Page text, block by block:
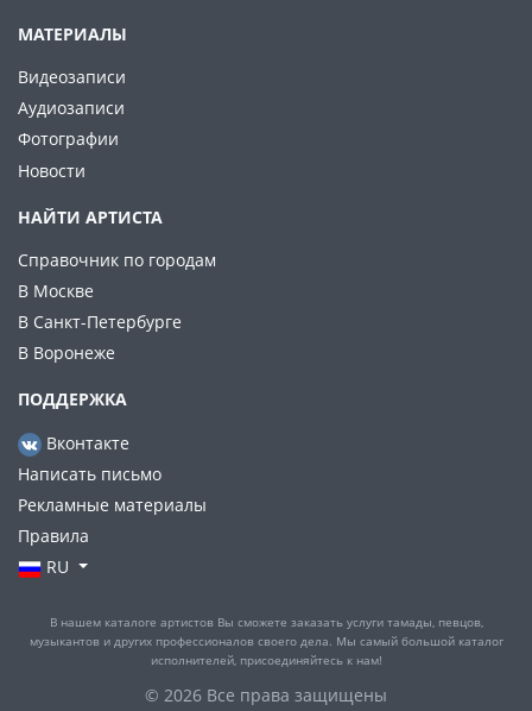
МАТЕРИАЛЫ
Видеозаписи
Аудиозаписи
Фотографии
Новости
НАЙТИ АРТИСТА
Справочник по городам
В Москве
В Санкт-Петербурге
В Воронеже
ПОДДЕРЖКА
Вконтакте
Написать письмо
Рекламные материалы
Правила
RU
В нашем каталоге артистов Вы сможете заказать услуги тамады, певцов,
музыкантов и других профессионалов своего дела. Мы самый большой каталог
исполнителей, присоединяйтесь к нам!
© 2026 Все права защищены